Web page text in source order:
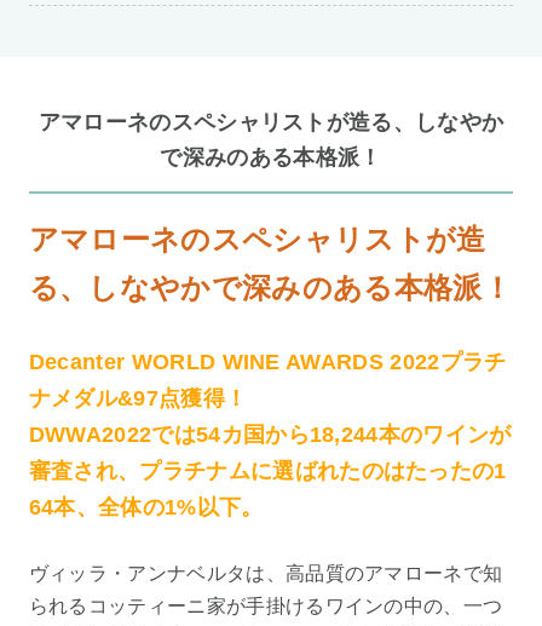
アマローネのスペシャリストが造る、しなやか
で深みのある本格派！
アマローネのスペシャリストが造
る、しなやかで深みのある本格派！
Decanter WORLD WINE AWARDS 2022プラチ
ナメダル&97点獲得！
DWWA2022では54カ国から18,244本のワインが
審査され、プラチナムに選ばれたのはたったの1
64本、全体の1%以下。
ヴィッラ・アンナベルタは、高品質のアマローネで知
られるコッティーニ家が手掛けるワインの中の、一つ